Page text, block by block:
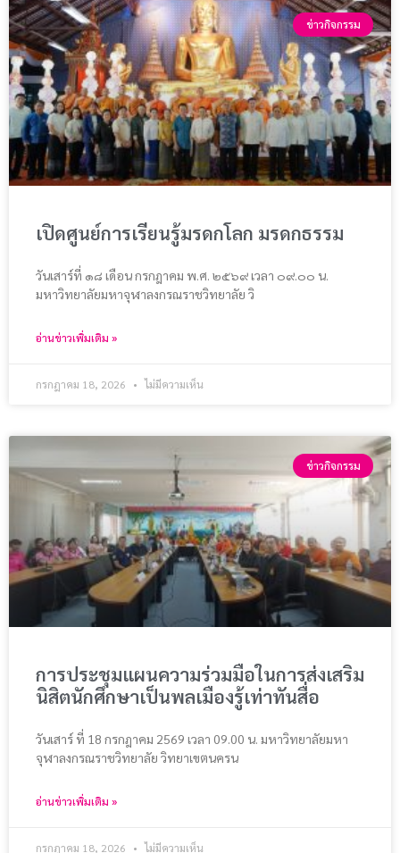
ข่าวกิจกรรม
เปิดศูนย์การเรียนรู้มรดกโลก มรดกธรรม
วันเสาร์ที่ ๑๘ เดือน กรกฎาคม พ.ศ. ๒๕๖๙ เวลา ๐๙.๐๐ น.
มหาวิทยาลัยมหาจุฬาลงกรณราชวิทยาลัย วิ
อ่านข่าวเพิ่มเติม »
กรกฎาคม 18, 2026 ไม่มีความเห็น
ข่าวกิจกรรม
การประชุมแผนความร่วมมือในการส่งเสริม
นิสิตนักศึกษาเป็นพลเมืองรู้เท่าทันสื่อ
วันเสาร์ ที่ 18 กรกฎาคม 2569 เวลา 09.00 น. มหาวิทยาลัยมหา
จุฬาลงกรณราชวิทยาลัย วิทยาเขตนครน
อ่านข่าวเพิ่มเติม »
กรกฎาคม 18, 2026 ไม่มีความเห็น